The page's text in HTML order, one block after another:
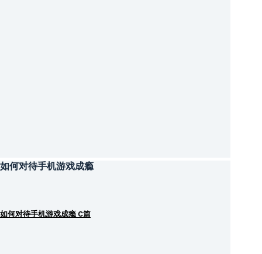
如何对待手机游戏成瘾
如何对待手机游戏成瘾 C篇